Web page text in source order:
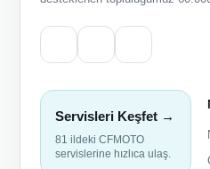
Servisleri Keşfet →
81 ildeki CFMOTO
servislerine hızlıca ulaş.